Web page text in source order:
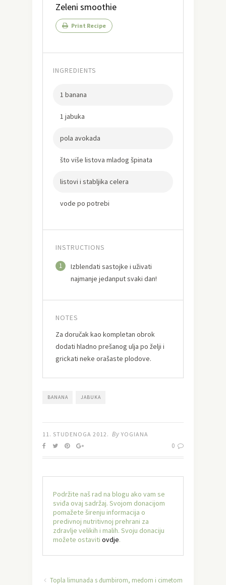
Zeleni smoothie
Print Recipe
INGREDIENTS
1 banana
1 jabuka
pola avokada
što više listova mladog špinata
listovi i stabljika celera
vode po potrebi
INSTRUCTIONS
1
Izblendati sastojke i uživati
najmanje jedanput svaki dan!
NOTES
Za doručak kao kompletan obrok
dodati hladno prešanog ulja po želji i
grickati neke orašaste plodove.
BANANA JABUKA
11. STUDENOGA 2012. By YOGIANA
0
Podržite naš rad na blogu ako vam se
sviđa ovaj sadržaj. Svojom donacijom
pomažete širenju informacija o
predivnoj nutritivnoj prehrani za
zdravlje velikih i malih. Svoju donaciju
možete ostaviti ovdje.
Topla limunada s đumbirom, medom i cimetom